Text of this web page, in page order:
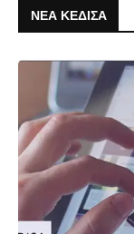
ΝΕΑ ΚΕΔΙΣΑ